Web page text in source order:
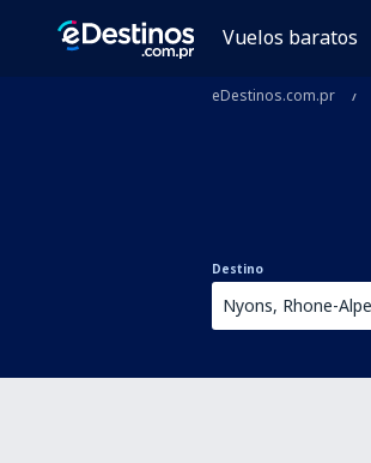
Vuelos baratos
eDestinos.com.pr
Destino